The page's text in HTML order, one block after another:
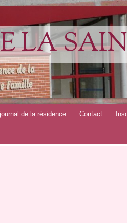
LA
journal de la résidence Contact